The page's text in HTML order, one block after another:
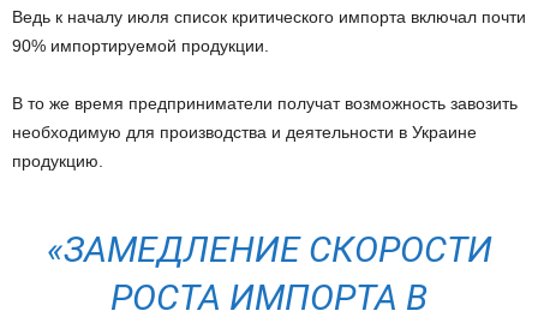
Ведь к началу июля список критического импорта включал почти
90% импортируемой продукции.
В то же время предприниматели получат возможность завозить
необходимую для производства и деятельности в Украине
продукцию.
«ЗАМЕДЛЕНИЕ СКОРОСТИ
РОСТА ИМПОРТА В